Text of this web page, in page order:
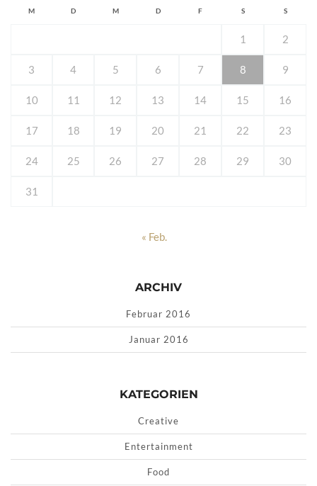
M D M D F S S
1 2
3 4 5 6 7 8 9
10 11 12 13 14 15 16
17 18 19 20 21 22 23
24 25 26 27 28 29 30
31
« Feb.
ARCHIV
Februar 2016
Januar 2016
KATEGORIEN
Creative
Entertainment
Food